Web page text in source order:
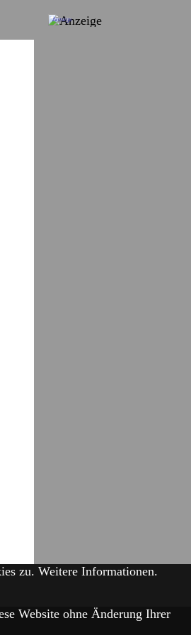
Anzeige
zu. Weitere Informationen.
Website ohne Änderung Ihrer